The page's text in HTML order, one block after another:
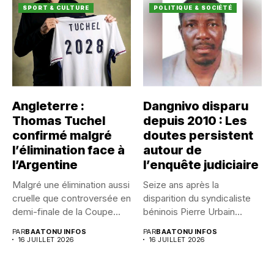
SPORT & CULTURE
Angleterre :
Thomas Tuchel
confirmé malgré
l’élimination face à
l’Argentine
Malgré une élimination aussi
cruelle que controversée en
demi-finale de la Coupe...
PARBAATONU INFOS
16 JUILLET 2026
POLITIQUE & SOCIÉTÉ
Dangnivo disparu
depuis 2010 : Les
doutes persistent
autour de
l’enquête judiciaire
Seize ans après la
disparition du syndicaliste
béninois Pierre Urbain
PARBAATONU INFOS
16 JUILLET 2026